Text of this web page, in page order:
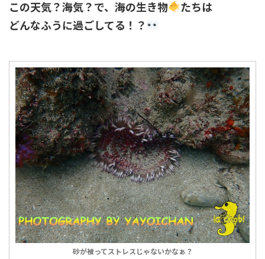
この天気？海気？で、海の生き物
たちは
どんなふうに過ごしてる！？
砂が被ってストレスじゃないかなぁ？